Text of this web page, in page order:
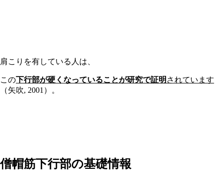
肩こりを有している人は、
この下行部が硬くなっていることが研究で証明 されています
（矢吹, 2001 ）。
僧帽筋下行部の基礎情報